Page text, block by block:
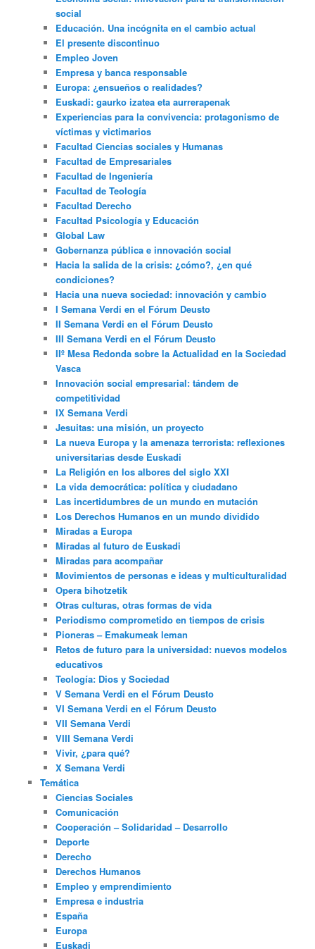
social
Educación. Una incógnita en el cambio actual
El presente discontinuo
Empleo Joven
Empresa y banca responsable
Europa: ¿ensueños o realidades?
Euskadi: gaurko izatea eta aurrerapenak
Experiencias para la convivencia: protagonismo de
víctimas y victimarios
Facultad Ciencias sociales y Humanas
Facultad de Empresariales
Facultad de Ingeniería
Facultad de Teología
Facultad Derecho
Facultad Psicología y Educación
Global Law
Gobernanza pública e innovación social
Hacia la salida de la crisis: ¿cómo?, ¿en qué
condiciones?
Hacia una nueva sociedad: innovación y cambio
I Semana Verdi en el Fórum Deusto
II Semana Verdi en el Fórum Deusto
III Semana Verdi en el Fórum Deusto
IIº Mesa Redonda sobre la Actualidad en la Sociedad
Vasca
Innovación social empresarial: tándem de
competitividad
IX Semana Verdi
Jesuitas: una misión, un proyecto
La nueva Europa y la amenaza terrorista: reflexiones
universitarias desde Euskadi
La Religión en los albores del siglo XXI
La vida democrática: política y ciudadano
Las incertidumbres de un mundo en mutación
Los Derechos Humanos en un mundo dividido
Miradas a Europa
Miradas al futuro de Euskadi
Miradas para acompañar
Movimientos de personas e ideas y multiculturalidad
Opera bihotzetik
Otras culturas, otras formas de vida
Periodismo comprometido en tiempos de crisis
Pioneras – Emakumeak leman
Retos de futuro para la universidad: nuevos modelos
educativos
Teología: Dios y Sociedad
V Semana Verdi en el Fórum Deusto
VI Semana Verdi en el Fórum Deusto
VII Semana Verdi
VIII Semana Verdi
Vivir, ¿para qué?
X Semana Verdi
Temática
Ciencias Sociales
Comunicación
Cooperación – Solidaridad – Desarrollo
Deporte
Derecho
Derechos Humanos
Empleo y emprendimiento
Empresa e industria
España
Europa
Euskadi